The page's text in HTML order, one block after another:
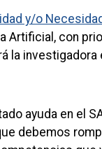
y/o
con
investigadora
ayuda en el
debemos